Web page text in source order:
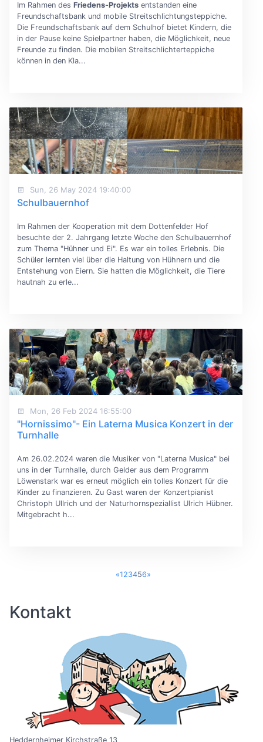
Im Rahmen des Friedens-Projektsentstanden eine
Freundschaftsbank und mobile Streitschlichtungsteppiche.
Die Freundschaftsbank auf dem Schulhof bietet Kindern, die
in der Pause keine Spielpartner haben, die Möglichkeit, neue
Freunde zu finden. Die mobilen Streitschlichterteppiche
können in den Kla...
Sun, 26 May 2024 19:40:00
Schulbauernhof
Im Rahmen der Kooperation mit dem Dottenfelder Hof
besuchte der 2. Jahrgang letzte Woche den Schulbauernhof
zum Thema "Hühner und Ei". Es war ein tolles Erlebnis. Die
Schüler lernten viel über die Haltung von Hühnern und die
Entstehung von Eiern. Sie hatten die Möglichkeit, die Tiere
hautnah zu erle...
Mon, 26 Feb 2024 16:55:00
"Hornissimo"- Ein Laterna Musica Konzert in der
Turnhalle
Am 26.02.2024 waren die Musiker von "Laterna Musica" bei
uns in der Turnhalle, durch Gelder aus dem Programm
Löwenstark war es erneut möglich ein tolles Konzert für die
Kinder zu finanzieren. Zu Gast waren der Konzertpianist
Christoph Ullrich und der Naturhornspeziallist Ulrich Hübner.
Mitgebracht h...
«123456»
Kontakt
Heddernheimer Kirchstraße 13